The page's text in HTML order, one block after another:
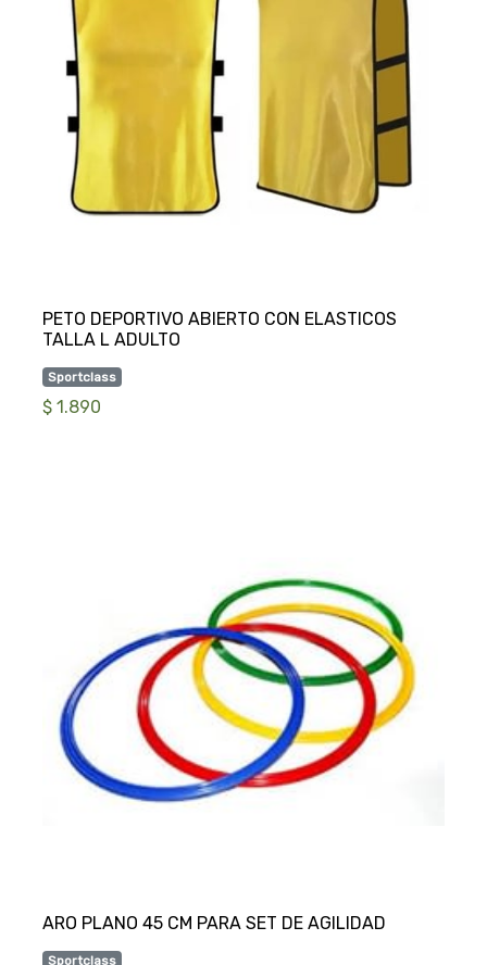
PETO DEPORTIVO ABIERTO CON ELASTICOS
Sportclass
$ 1.890
Sportclass